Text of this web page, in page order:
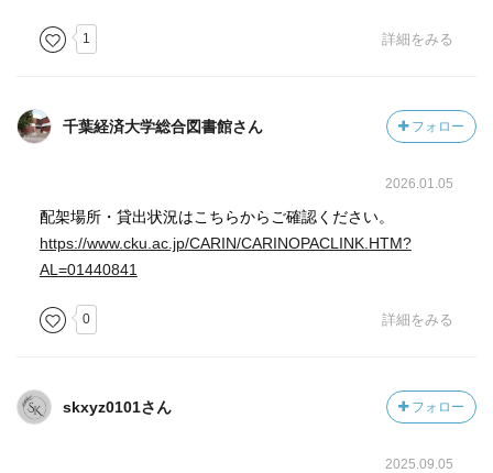
1 詳細をみる
千葉経済大学総合図書館さん フォロー
2026.01.05
配架場所・貸出状況はこちらからご確認ください。
https://www.cku.ac.jp/CARIN/CARINOPACLINK.HTM?
AL=01440841
0 詳細をみる
skxyz0101さん フォロー
2025.09.05